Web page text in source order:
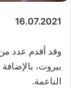
16.07.2021
وقد أقدم عدد
بيروت،
الناعمة.